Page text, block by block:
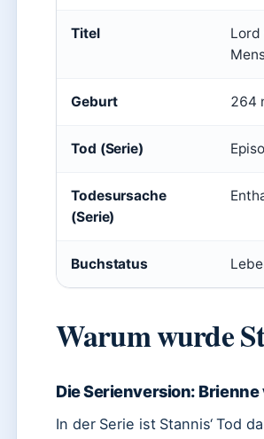
Titel
Lord
Geburt 264
Tod (Serie)
Todesursache
(Serie)
Buchstatus
Warum wurde
Die Serienversion:
In der Serie ist Stannis‘ Tod